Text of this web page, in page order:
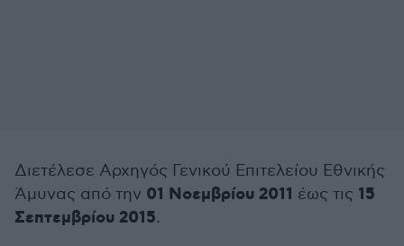
Διετέλεσε Αρχηγός Γενικού Επιτελείου Εθνικής
Άμυνας από την 01 Νοεμβρίου 2011 έως τις 15
Σεπτεμβρίου 2015.